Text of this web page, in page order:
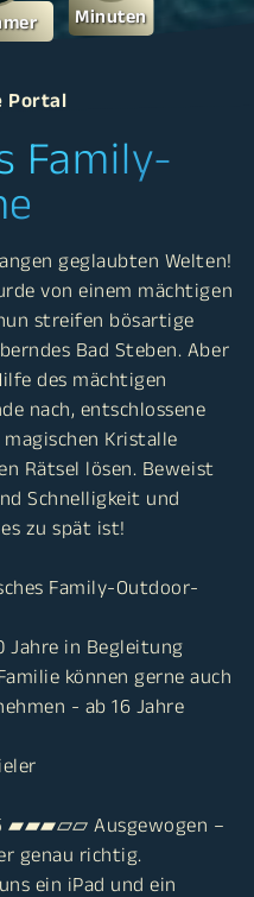
Minuten
Portal
Family-
geglaubten Welten!
von einem mächtigen
streifen bösartige
Bad Steben. Aber
des mächtigen
nach, entschlossene
Kristalle
Rätsel lösen. Beweist
Schnelligkeit und
zu spät ist!
Family-Outdoor-
Jahre in Begleitung
können gerne auch
- ab 16 Jahre
▰▰▰▱▱ Ausgewogen –
genau richtig.
ein iPad und ein